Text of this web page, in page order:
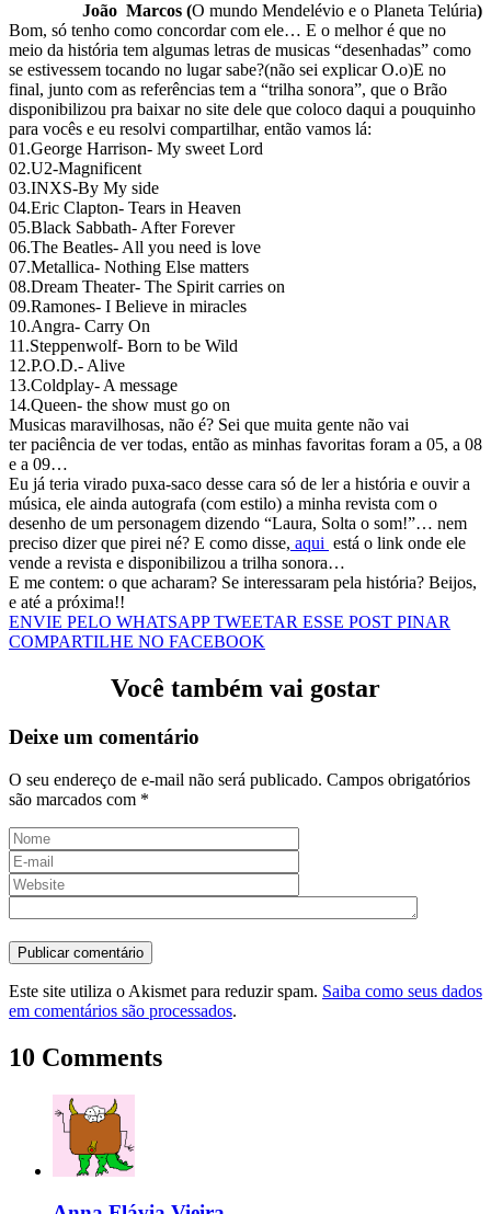
João Marcos (O mundo Mendelévio e o Planeta Telúria)
Bom, só tenho como concordar com ele… E o melhor é que no
meio da história tem algumas letras de musicas “desenhadas” como
se estivessem tocando no lugar sabe?(não sei explicar O.o)E no
final, junto com as referências tem a “trilha sonora”, que o Brão
disponibilizou pra baixar no site dele que coloco daqui a pouquinho
para vocês e eu resolvi compartilhar, então vamos lá:
01.George Harrison- My sweet Lord
02.U2-Magnificent
03.INXS-By My side
04.Eric Clapton- Tears in Heaven
05.Black Sabbath- After Forever
06.The Beatles- All you need is love
07.Metallica- Nothing Else matters
08.Dream Theater- The Spirit carries on
09.Ramones- I Believe in miracles
10.Angra- Carry On
11.Steppenwolf- Born to be Wild
12.P.O.D.- Alive
13.Coldplay- A message
14.Queen- the show must go on
Musicas maravilhosas, não é? Sei que muita gente não vai
ter paciência de ver todas, então as minhas favoritas foram a 05, a 08
e a 09…
Eu já teria virado puxa-saco desse cara só de ler a história e ouvir a
música, ele ainda autografa (com estilo) a minha revista com o
desenho de um personagem dizendo “Laura, Solta o som!”… nem
preciso dizer que pirei né? E como disse, aqui está o link onde ele
vende a revista e disponibilizou a trilha sonora…
E me contem: o que acharam? Se interessaram pela história? Beijos,
e até a próxima!!
ENVIE PELO WHATSAPPTWEETAR ESSE POST PINAR
COMPARTILHE NO FACEBOOK
Você também vai gostar
Deixe um comentário
O seu endereço de e-mail não será publicado. Campos obrigatórios
são marcados com *
Este site utiliza o Akismet para reduzir spam. Saiba como seus dados
em comentários são processados.
10 Comments